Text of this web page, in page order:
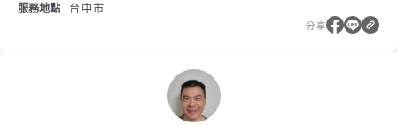
服務地點
台中市
分享